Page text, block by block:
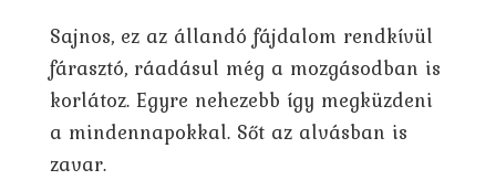
Sajnos, ez az állandó fájdalom rendkívül
fárasztó, ráadásul még a mozgásodban is
korlátoz. Egyre nehezebb így megküzdeni
a mindennapokkal. Sőt az alvásban is
zavar.